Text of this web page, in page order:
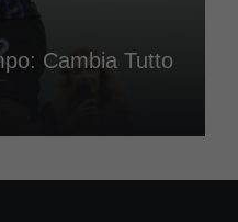
Cambia Tutto